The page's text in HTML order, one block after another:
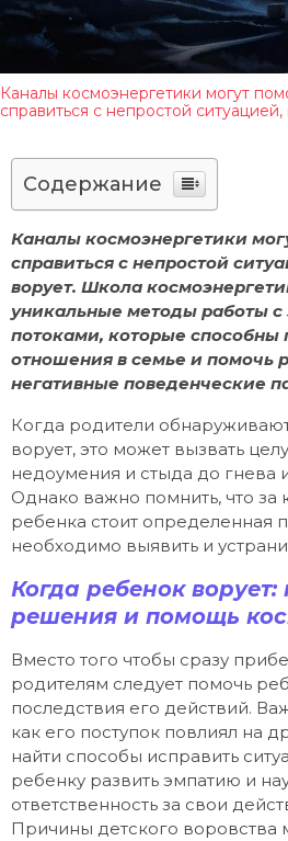
Каналы космоэнергетики могут
справиться с непростой
Содержание
Каналы космоэнергетики
справиться с непростой
ворует. Школа
уникальные методы работы с
потоками, которые способны
отношения в семье и помочь
негативные поведенческие
Когда родители
ворует, это может вызвать
недоумения и стыда до гнева
Однако важно помнить, что
ребенка стоит определенная
необходимо выявить и
Когда ребенок
решения и помощь
Вместо того чтобы сразу
родителям следует помочь
последствия его действий.
как его поступок повлиял на
найти способы исправить
ребенку развить эмпатию и
ответственность за свои
Причины детского воровства